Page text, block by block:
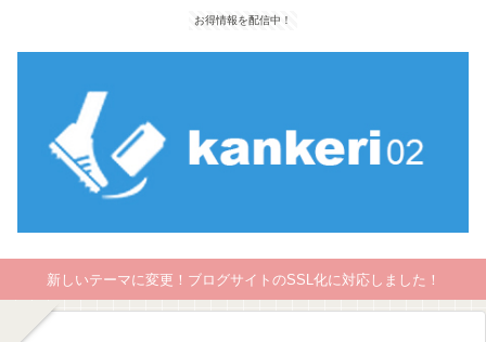
お得情報を配信中！
新しいテーマに変更！ブログサイトのSSL化に対応しました！